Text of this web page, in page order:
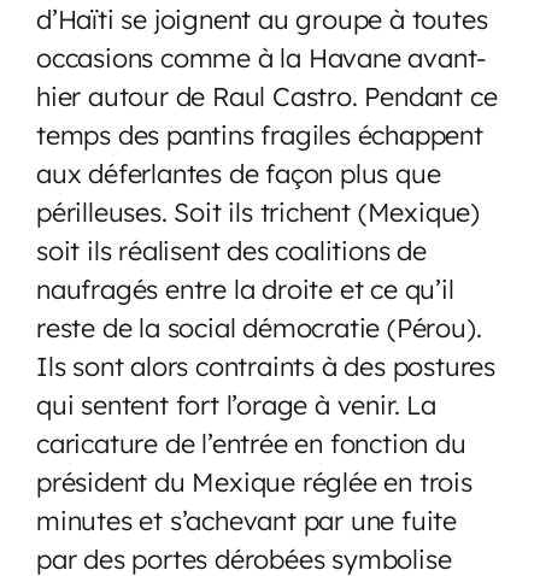
d’Haïti se joignent au groupe à toutes
occasions comme à la Havane avant-
hier autour de Raul Castro. Pendant ce
temps des pantins fragiles échappent
aux déferlantes de façon plus que
périlleuses. Soit ils trichent (Mexique)
soit ils réalisent des coalitions de
naufragés entre la droite et ce qu’il
reste de la social démocratie (Pérou).
Ils sont alors contraints à des postures
qui sentent fort l’orage à venir. La
caricature de l’entrée en fonction du
président du Mexique réglée en trois
minutes et s’achevant par une fuite
par des portes dérobées symbolise